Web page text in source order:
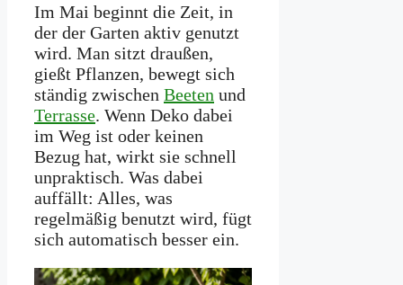
Im Mai beginnt die Zeit, in
der der Garten aktiv genutzt
wird. Man sitzt draußen,
gießt Pflanzen, bewegt sich
ständig zwischen Beeten und
Terrasse. Wenn Deko dabei
im Weg ist oder keinen
Bezug hat, wirkt sie schnell
unpraktisch. Was dabei
auffällt: Alles, was
regelmäßig benutzt wird, fügt
sich automatisch besser ein.